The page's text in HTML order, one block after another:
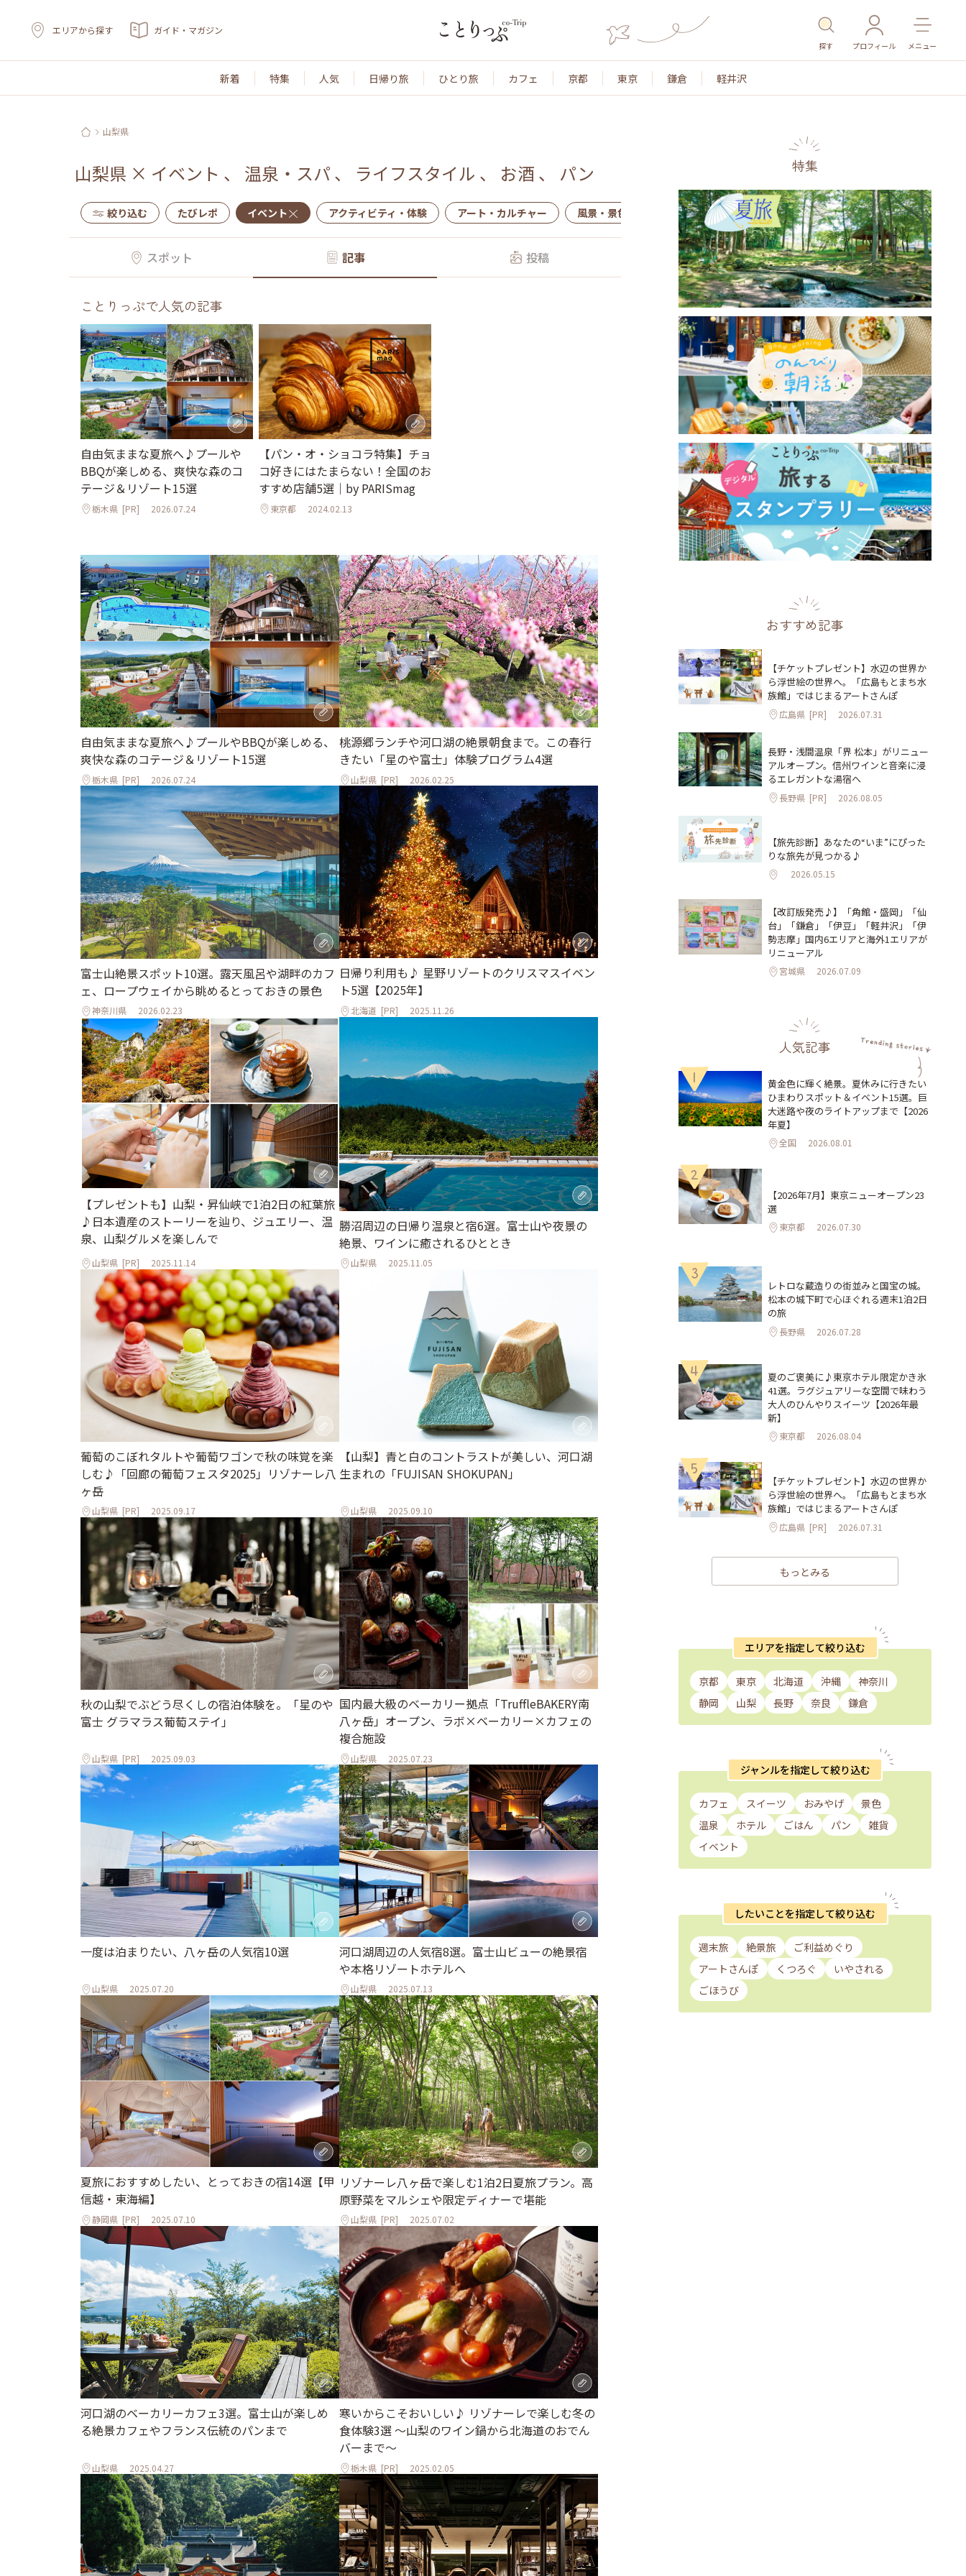
エリアから探す ガイド・マガジン
探す プロフィール メニュー
新着 特集 人気 日帰り旅 ひとり旅 カフェ 京都 東京 鎌倉 軽井沢
山梨県
山梨県 × イベント 、 温泉・スパ 、 ライフスタイル 、 お酒 、 パン
絞り込む たびレポ イベント アクティビティ・体験 アート・カルチャー 風景・景色 名所・旧跡 温泉・スパ その他施設 ごはん
スポット 記事 投稿
ことりっぷで人気の記事
自由気ままな夏旅へ♪プールや
BBQが楽しめる、爽快な森のコ
テージ＆リゾート15選
栃木県 [PR] 2026.07.24
【パン・オ・ショコラ特集】チョ
コ好きにはたまらない！全国のお
すすめ店舗5選｜by PARISmag
東京都 2024.02.13
自由気ままな夏旅へ♪プールやBBQが楽しめる、
爽快な森のコテージ＆リゾート15選
栃木県 [PR] 2026.07.24
桃源郷ランチや河口湖の絶景朝食まで。この春行
きたい「星のや富士」体験プログラム4選
山梨県 [PR] 2026.02.25
富士山絶景スポット10選。露天風呂や湖畔のカフ
ェ、ロープウェイから眺めるとっておきの景色
神奈川県 2026.02.23
日帰り利用も♪ 星野リゾートのクリスマスイベン
ト5選【2025年】
北海道 [PR] 2025.11.26
【プレゼントも】山梨・昇仙峡で1泊2日の紅葉旅
♪日本遺産のストーリーを辿り、ジュエリー、温
泉、山梨グルメを楽しんで
山梨県 [PR] 2025.11.14
勝沼周辺の日帰り温泉と宿6選。富士山や夜景の
絶景、ワインに癒されるひととき
山梨県 2025.11.05
葡萄のこぼれタルトや葡萄ワゴンで秋の味覚を楽
しむ♪「回廊の葡萄フェスタ2025」リゾナーレ八
ヶ岳
山梨県 [PR] 2025.09.17
【山梨】青と白のコントラストが美しい、河口湖
生まれの「FUJISAN SHOKUPAN」
山梨県 2025.09.10
秋の山梨でぶどう尽くしの宿泊体験を。「星のや
富士 グラマラス葡萄ステイ」
山梨県 [PR] 2025.09.03
国内最大級のベーカリー拠点「TruffleBAKERY南
八ヶ岳」オープン、ラボ×ベーカリー×カフェの
複合施設
山梨県 2025.07.23
一度は泊まりたい、八ヶ岳の人気宿10選
山梨県 2025.07.20
河口湖周辺の人気宿8選。富士山ビューの絶景宿
や本格リゾートホテルへ
山梨県 2025.07.13
夏旅におすすめしたい、とっておきの宿14選【甲
信越・東海編】
静岡県 [PR] 2025.07.10
リゾナーレ八ヶ岳で楽しむ1泊2日夏旅プラン。高
原野菜をマルシェや限定ディナーで堪能
山梨県 [PR] 2025.07.02
河口湖のベーカリーカフェ3選。富士山が楽しめ
る絶景カフェやフランス伝統のパンまで
山梨県 2025.04.27
寒いからこそおいしい♪ リゾナーレで楽しむ冬の
食体験3選 ～山梨のワイン鍋から北海道のおでん
バーまで～
栃木県 [PR] 2025.02.05
特集
おすすめ記事
【チケットプレゼント】水辺の世界か
ら浮世絵の世界へ。「広島もとまち水
族館」ではじまるアートさんぽ
広島県 [PR] 2026.07.31
長野・浅間温泉「界 松本」がリニュー
アルオープン。信州ワインと音楽に浸
るエレガントな湯宿へ
長野県 [PR] 2026.08.05
【旅先診断】あなたの“いま”にぴった
りな旅先が見つかる♪
2026.05.15
【改訂版発売♪】「角館・盛岡」「仙
台」「鎌倉」「伊豆」「軽井沢」「伊
勢志摩」国内6エリアと海外1エリアが
リニューアル
宮城県 2026.07.09
人気記事
1
黄金色に輝く絶景。夏休みに行きたい
ひまわりスポット＆イベント15選。巨
大迷路や夜のライトアップまで【2026
年夏】
全国 2026.08.01
2
【2026年7月】東京ニューオープン23
選
東京都 2026.07.30
3
レトロな蔵造りの街並みと国宝の城。
松本の城下町で心ほぐれる週末1泊2日
の旅
長野県 2026.07.28
4
夏のご褒美に♪東京ホテル限定かき氷
41選。ラグジュアリーな空間で味わう
大人のひんやりスイーツ【2026年最
新】
東京都 2026.08.04
5
【チケットプレゼント】水辺の世界か
ら浮世絵の世界へ。「広島もとまち水
族館」ではじまるアートさんぽ
広島県 [PR] 2026.07.31
もっとみる
エリアを指定して絞り込む
京都 東京 北海道 沖縄
神奈川
静岡
山梨 長野 奈良 鎌倉
ジャンルを指定して絞り込む
カフェ スイーツ おみやげ
景色
温泉
ホテル ごはん パン
雑貨
イベント
したいことを指定して絞り込む
週末旅 絶景旅
ご利益めぐり
アートさんぽ
くつろぐ
いやされる
ごほうび